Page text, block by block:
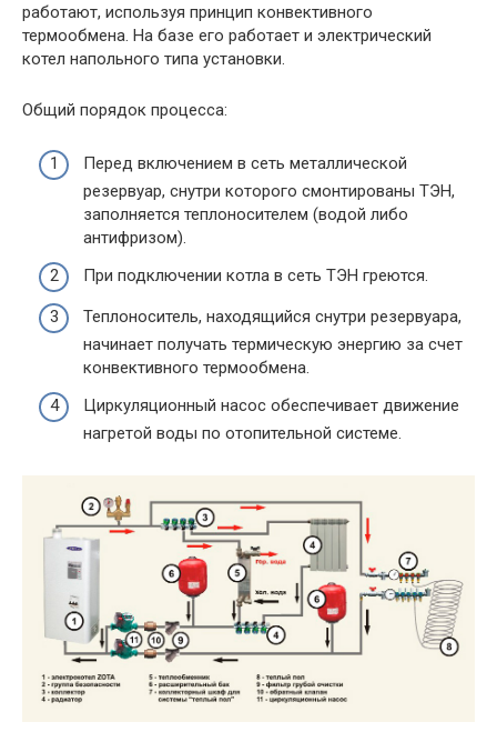
работают, используя принцип конвективного
термообмена. На базе его работает и электрический
котел напольного типа установки.
Общий порядок процесса:
Перед включением в сеть металлической
резервуар, снутри которого смонтированы ТЭН,
заполняется теплоносителем (водой либо
антифризом).
При подключении котла в сеть ТЭН греются.
Теплоноситель, находящийся снутри резервуара,
начинает получать термическую энергию за счет
конвективного термообмена.
Циркуляционный насос обеспечивает движение
нагретой воды по отопительной системе.